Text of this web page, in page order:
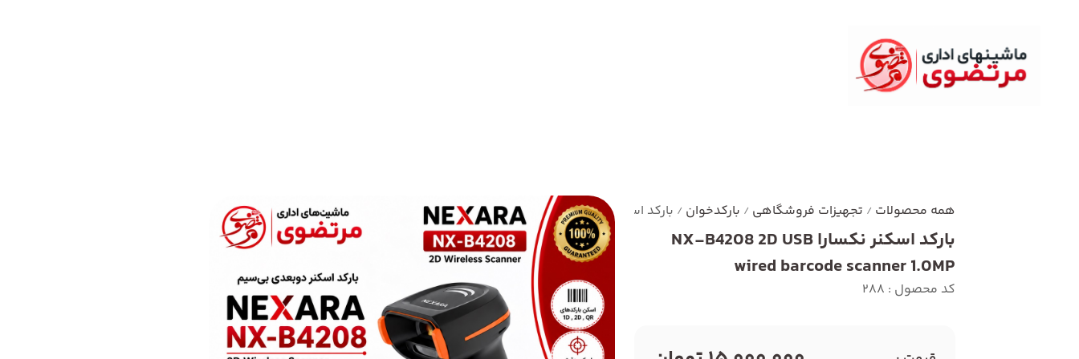
همه محصولات / تجهیزات فروشگاهی / بارکدخوان / بارکد اسکنر نکسارا NX-B4208 2D USB wired barcode scanner 1.0MP
بارکد اسکنر نکسارا NX-B4208 2D USB
wired barcode scanner 1.0MP
کد محصول : 288